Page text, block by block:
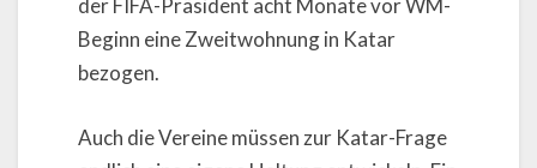
der FIFA-Präsident acht Monate vor WM-
Beginn eine Zweitwohnung in Katar
bezogen.
Auch die Vereine müssen zur Katar-Frage